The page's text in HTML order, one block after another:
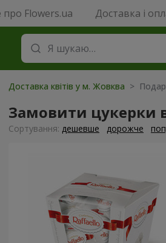
про Flowers.ua Доставка і
Доставка квітів у м. Жовква >
Замовити цукерки
Сортування: дешевше дорожче